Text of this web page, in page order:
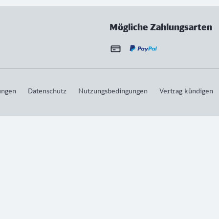
Mögliche Zahlungsarten
Datenschutz Nutzungsbedingungen Vertrag kündigen